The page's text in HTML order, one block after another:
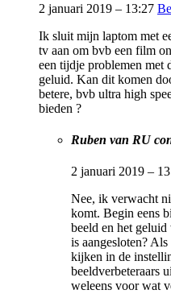
2 januari 2019 – 13:27
Ik sluit mijn laptom met
tv aan om bvb een film
een tijdje problemen met
geluid. Kan dit komen
betere, bvb ultra high
bieden ?
Ruben van RU
2 januari 2019 –
Nee, ik verwacht
komt. Begin eens
beeld en het
is aangesloten?
kijken in de
beeldverbeteraars
weleens voor wat